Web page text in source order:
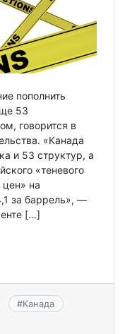
пополнить
53
говорится в
«Канада
и 53 структур, а
«теневого
на
за баррель», —
[…]
#Канада